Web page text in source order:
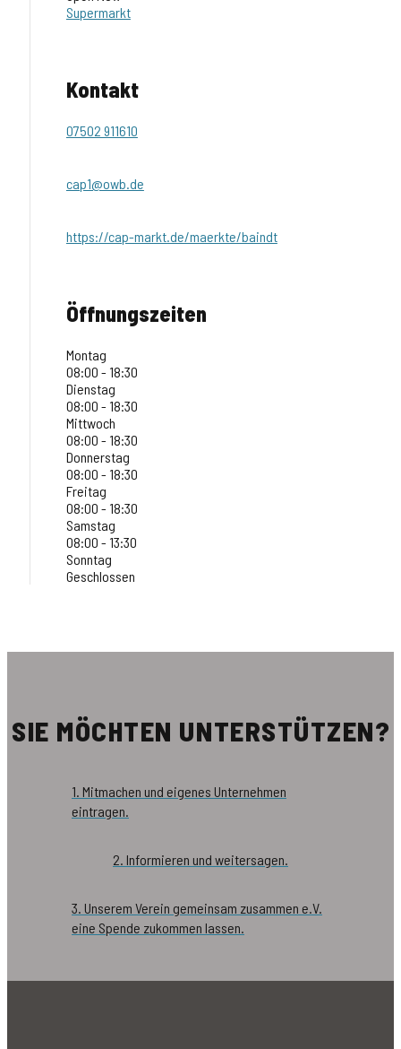
Supermarkt
Kontakt
07502 911610
cap1@owb.de
https://cap-markt.de/maerkte/baindt
Öffnungszeiten
Montag
08:00 - 18:30
Dienstag
08:00 - 18:30
Mittwoch
08:00 - 18:30
Donnerstag
08:00 - 18:30
Freitag
08:00 - 18:30
Samstag
08:00 - 13:30
Sonntag
Geschlossen
SIE MÖCHTEN UNTERSTÜTZEN?
1. Mitmachen und eigenes Unternehmen
eintragen.
2. Informieren und weitersagen.
3. Unserem Verein gemeinsam zusammen e.V.
eine Spende zukommen lassen.